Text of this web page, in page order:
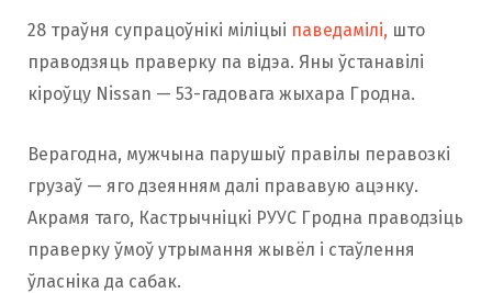
28 траўня супрацоўнікі міліцыі паведамілі, што
праводзяць праверку па відэа. Яны ўстанавілі
кіроўцу Nissan — 53-гадовага жыхара Гродна.
Верагодна, мужчына парушыў правілы перавозкі
грузаў — яго дзеянням далі прававую ацэнку.
Акрамя таго, Кастрычніцкі РУУС Гродна праводзіць
праверку ўмоў утрымання жывёл і стаўлення
ўласніка да сабак.